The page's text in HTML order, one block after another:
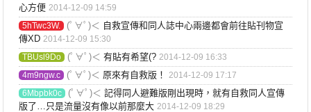
心方便2014-12-09 14:59
5hTwc3W.
(ﾟ∀ﾟ)＜ 自救宣傳和同人誌中心兩邊都會前往貼刊物宣
傳XD2014-12-09 15:30
TBUsl9Do
(ﾟ∀ﾟ)＜ 有貼有希望(?2014-12-09 16:33
4m9ngw.c
(ﾟ∀ﾟ)＜ 原來有自救版！2014-12-09 17:17
6Mbpbk0c
(ﾟ∀ﾟ)＜ 記得同人避難版剛出現時，就有自救同人宣傳
版了…只是流量沒有像以前那麼大2014-12-09 18:29